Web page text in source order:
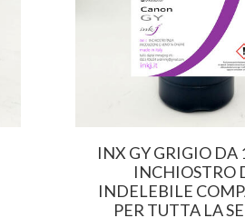
INX GY GRIGIO DA
INCHIOSTRO
INDELEBILE
PER TUTTA LA